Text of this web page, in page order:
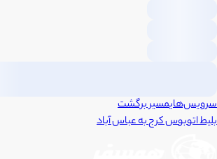
سرویس‌هایمسیر برگشت
بلیط اتوبوسکرجبهعباس آباد